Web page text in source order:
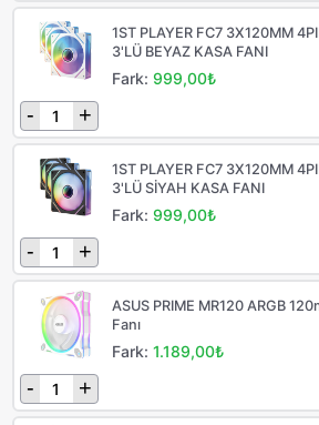
1ST PLAYER FC7 3X120MM
3'LÜ BEYAZ KASA FANI
Fark: 999,00₺
- +
1ST PLAYER FC7 3X120MM
3'LÜ SİYAH KASA FANI
Fark: 999,00₺
- +
ASUS PRIME MR120 ARGB
Fanı
Fark:1.189,00₺
- +